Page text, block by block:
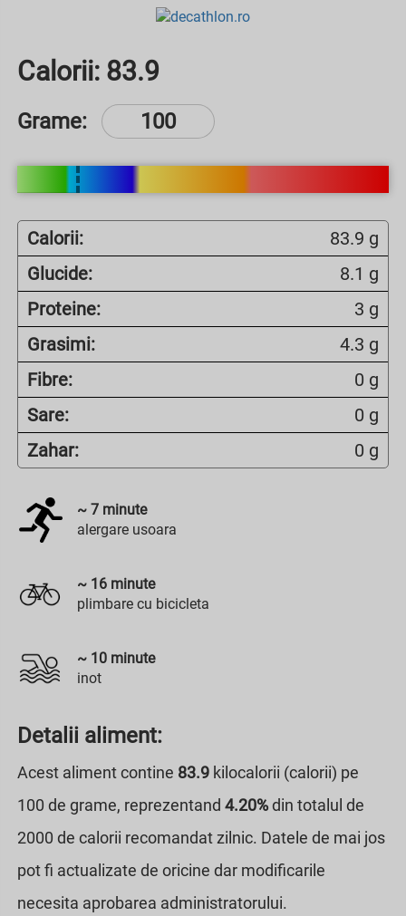
Calorii: 83.9
Grame:
Calorii:
83.9 g
Glucide:
8.1 g
Proteine:
3 g
Grasimi:
4.3 g
Fibre:
0 g
Sare:
0 g
Zahar:
0 g
~ 7 minute
alergare usoara
~ 16 minute
plimbare cu bicicleta
~ 10 minute
inot
Detalii aliment:
Acest aliment contine 83.9 kilocalorii (calorii) pe
100 de grame, reprezentand 4.20%din totalul de
2000 de calorii recomandat zilnic. Datele de mai jos
pot fi actualizate de oricine dar modificarile
necesita aprobarea administratorului.